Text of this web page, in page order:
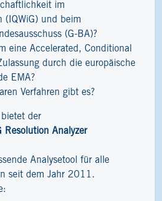
im
(IQWiG) und beim
(G-BA)?
eine Accelerated, Conditional
durch die europäische
EMA?
Verfahren gibt es?
der
Resolution Analyzer
Analysetool für alle
seit dem Jahr 2011.